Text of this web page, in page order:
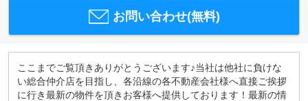
お問い合わせ(無料)
ここまでご覧頂きありがとうございます♪当社は他社に負けな
い総合仲介店を目指し、各沿線の各不動産会社様へ直接ご挨拶
に行き最新の物件を頂きお客様へ提供しております！最新の情